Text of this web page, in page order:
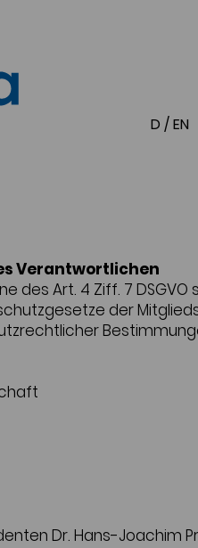
D /EN
Verantwortlichen
des Art. 4 Ziff. 7 DSGVO
der
Dr. Hans-Joachim